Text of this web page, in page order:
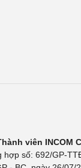
viên INCOM
số: 692/GP-